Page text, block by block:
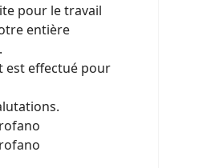
pour le travail
entière
est effectué pour